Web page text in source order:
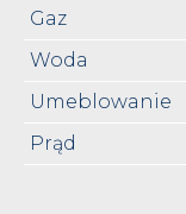
Gaz
Woda
Umeblowanie
Prąd